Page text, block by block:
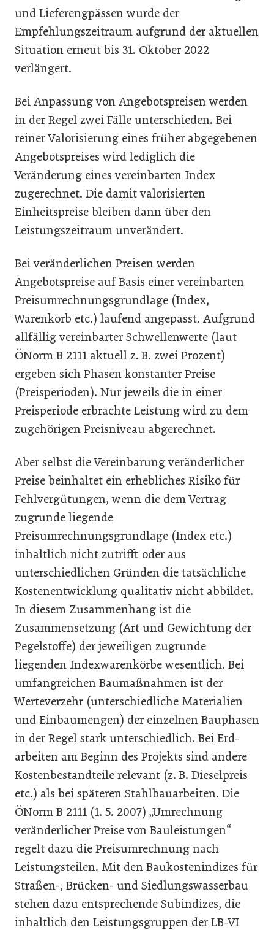
und Lieferengpässen wurde der
Empfehlungszeitraum aufgrund der aktuellen
Situation erneut bis 31. Oktober 2022
verlängert.
Bei Anpassung von Angebotspreisen werden
in der Regel zwei Fälle unterschieden. Bei
reiner Valorisierung eines früher abgegebenen
Angebotspreises wird lediglich die
Veränderung eines vereinbarten Index
zugerechnet. Die damit valorisierten
Einheitspreise bleiben dann über den
Leistungszeitraum unverändert.
Bei veränderlichen Preisen werden
Angebotspreise auf Basis einer vereinbarten
Preisumrechnungsgrundlage (Index,
Warenkorb etc.) laufend angepasst. Aufgrund
allfällig vereinbarter Schwellenwerte (laut
ÖNorm B 2111 aktuell z. B. zwei Prozent)
ergeben sich Phasen konstanter Preise
(Preisperioden). Nur jeweils die in einer
Preisperiode erbrachte Leistung wird zu dem
zugehörigen Preis­niveau abgerechnet.
Aber selbst die Vereinbarung veränder­licher
Preise beinhaltet ein erhebliches Risiko für
Fehlvergütungen, wenn die dem Vertrag
zugrunde liegende
Preisumrechnungsgrundlage (Index etc.)
inhaltlich nicht zutrifft oder aus
unterschiedlichen Gründen die tatsächliche
Kostenentwicklung qualitativ nicht abbildet.
In diesem Zusammenhang ist die
Zusammensetzung (Art und Gewichtung der
Pegelstoffe) der jeweiligen zugrunde
liegenden Indexwarenkörbe wesentlich. Bei
umfangreichen Baumaßnahmen ist der
Werteverzehr (unterschiedliche Materialien
und Einbaumengen) der einzelnen Bauphasen
in der Regel stark unterschiedlich. Bei Erd­
arbeiten am Beginn des Projekts sind andere
Kostenbestandteile relevant (z. B. Dieselpreis
etc.) als bei späteren Stahlbauarbeiten. Die
ÖNorm B 2111 (1. 5. 2007) „Umrechnung
veränderlicher Preise von Bauleistungen“
regelt dazu die Preisumrechnung nach
Leistungsteilen. Mit den Baukostenindizes für
Straßen-, Brücken- und Siedlungswasserbau
stehen dazu entsprechende Sub­indizes, die
inhaltlich den Leistungsgruppen der LB-VI